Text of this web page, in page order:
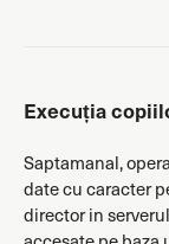
Execuția
Saptamanal,
date cu caracter
director in